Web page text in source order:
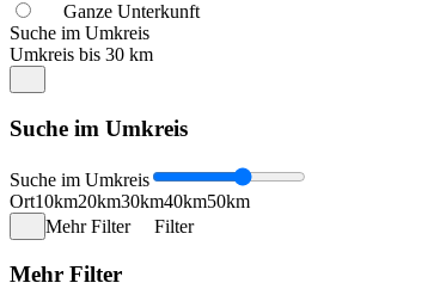
Ganze Unterkunft
Suche im Umkreis
Umkreis bis 30 km
Suche im Umkreis
Suche im Umkreis
Ort10km20km30km40km50km
Mehr Filter
Filter
Mehr Filter